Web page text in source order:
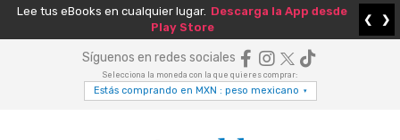
Lee tus eBooks en cualquier lugar. Descarga la App desde
Play Store
❮ ❯
Síguenos en redes sociales
Selecciona la moneda con la que quieres comprar:
Estás comprando en MXN : peso mexicano ▾